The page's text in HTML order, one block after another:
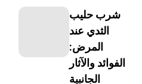
شرب حليب
الثدي عند
المرض:
الفوائد والآثار
الجانبية